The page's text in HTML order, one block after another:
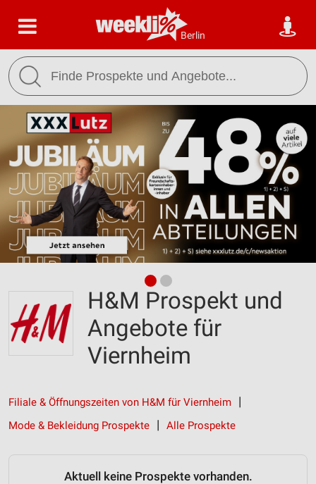
Berlin
H&M Prospekt und
Angebote für
Viernheim
Filiale & Öffnungszeiten von H&M für Viernheim
Mode & Bekleidung Prospekte
Alle Prospekte
Aktuell keine Prospekte vorhanden.